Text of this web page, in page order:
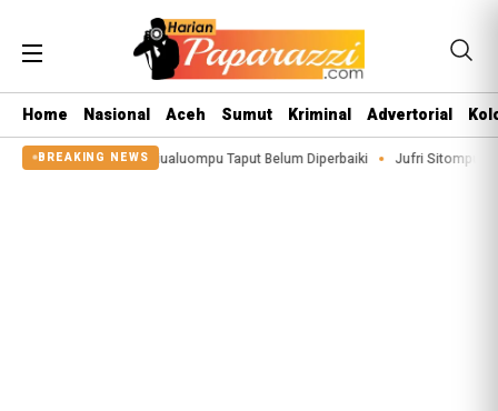
Home Nasional Aceh Sumut Kriminal Advertorial
BREAKING NEWS
Sigeaon di Siualuompu Taput Belum Diperbaiki Jufri Sitompul Terpilih